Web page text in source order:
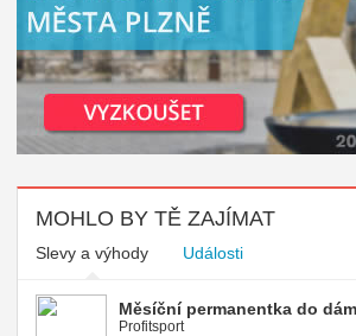
MOHLO BY TĚ ZAJÍMAT
Slevy a výhody Události
Měsíční permanentka do
Profitsport